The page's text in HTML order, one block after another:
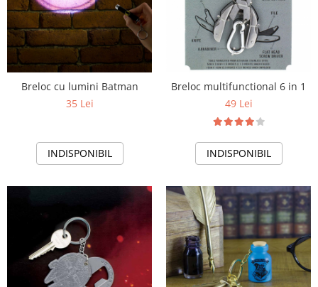
Breloc cu lumini Batman
35 Lei
INDISPONIBIL
Breloc multifunctional 6 in 1
49 Lei
INDISPONIBIL